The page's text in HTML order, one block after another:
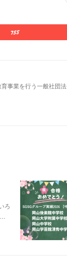
事業を行う一般社団法
ろ